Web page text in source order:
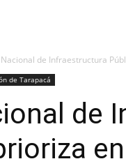
Nacional de Infraestructura
de Tarapacá
de